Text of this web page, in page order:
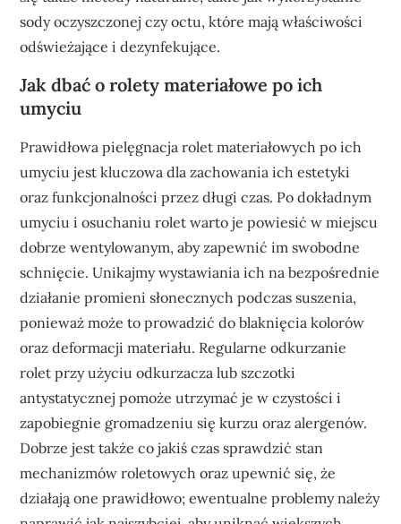
sody oczyszczonej czy octu, które mają właściwości
odświeżające i dezynfekujące.
Jak dbać o rolety materiałowe po ich
umyciu
Prawidłowa pielęgnacja rolet materiałowych po ich
umyciu jest kluczowa dla zachowania ich estetyki
oraz funkcjonalności przez długi czas. Po dokładnym
umyciu i osuchaniu rolet warto je powiesić w miejscu
dobrze wentylowanym, aby zapewnić im swobodne
schnięcie. Unikajmy wystawiania ich na bezpośrednie
działanie promieni słonecznych podczas suszenia,
ponieważ może to prowadzić do blaknięcia kolorów
oraz deformacji materiału. Regularne odkurzanie
rolet przy użyciu odkurzacza lub szczotki
antystatycznej pomoże utrzymać je w czystości i
zapobiegnie gromadzeniu się kurzu oraz alergenów.
Dobrze jest także co jakiś czas sprawdzić stan
mechanizmów roletowych oraz upewnić się, że
działają one prawidłowo; ewentualne problemy należy